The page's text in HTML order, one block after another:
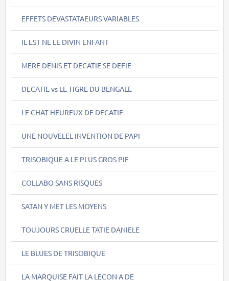
EFFETS DEVASTATAEURS VARIABLES
IL EST NE LE DIVIN ENFANT
MERE DENIS ET DECATIE SE DEFIE
DECATIE vs LE TIGRE DU BENGALE
LE CHAT HEUREUX DE DECATIE
UNE NOUVELEL INVENTION DE PAPI
TRISOBIQUE A LE PLUS GROS PIF
COLLABO SANS RISQUES
SATAN Y MET LES MOYENS
TOUJOURS CRUELLE TATIE DANIELE
LE BLUES DE TRISOBIQUE
LA MARQUISE FAIT LA LECON A DE